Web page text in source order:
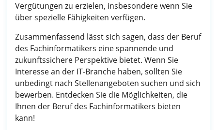
Vergütungen zu erzielen, insbesondere wenn Sie
über spezielle Fähigkeiten verfügen.
Zusammenfassend lässt sich sagen, dass der Beruf
des Fachinformatikers eine spannende und
zukunftssichere Perspektive bietet. Wenn Sie
Interesse an der IT-Branche haben, sollten Sie
unbedingt nach Stellenangeboten suchen und sich
bewerben. Entdecken Sie die Möglichkeiten, die
Ihnen der Beruf des Fachinformatikers bieten
kann!